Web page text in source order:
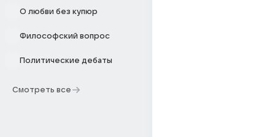
О любви без купюр
Философский вопрос
Политические дебаты
Смотреть все